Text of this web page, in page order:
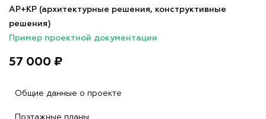
АР+КР (архитектурные решения, конструктивные
решения)
Пример проектной документации
57 000 ₽
Общие данные о проекте
Поэтажные планы